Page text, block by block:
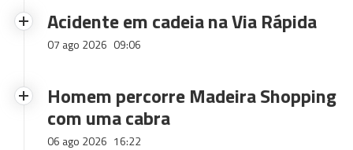
Acidente em cadeia na Via Rápida
07 ago 2026 09:06
Homem percorre Madeira Shopping
com uma cabra
06 ago 2026 16:22